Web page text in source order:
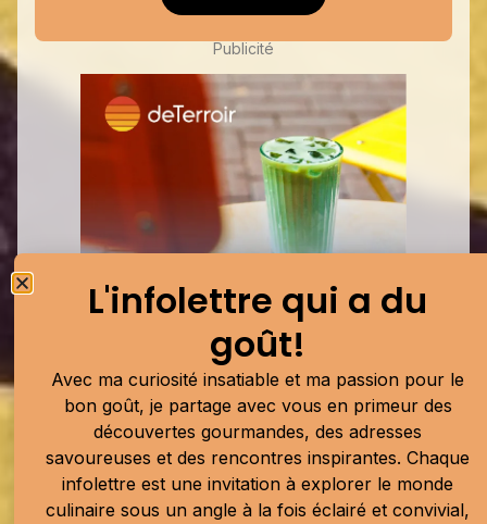
Publicité
Publicité
L'infolettre qui a du
goût!
Avec ma curiosité insatiable et ma passion pour le
bon goût, je partage avec vous en primeur des
découvertes gourmandes, des adresses
savoureuses et des rencontres inspirantes. Chaque
infolettre est une invitation à explorer le monde
culinaire sous un angle à la fois éclairé et convivial,